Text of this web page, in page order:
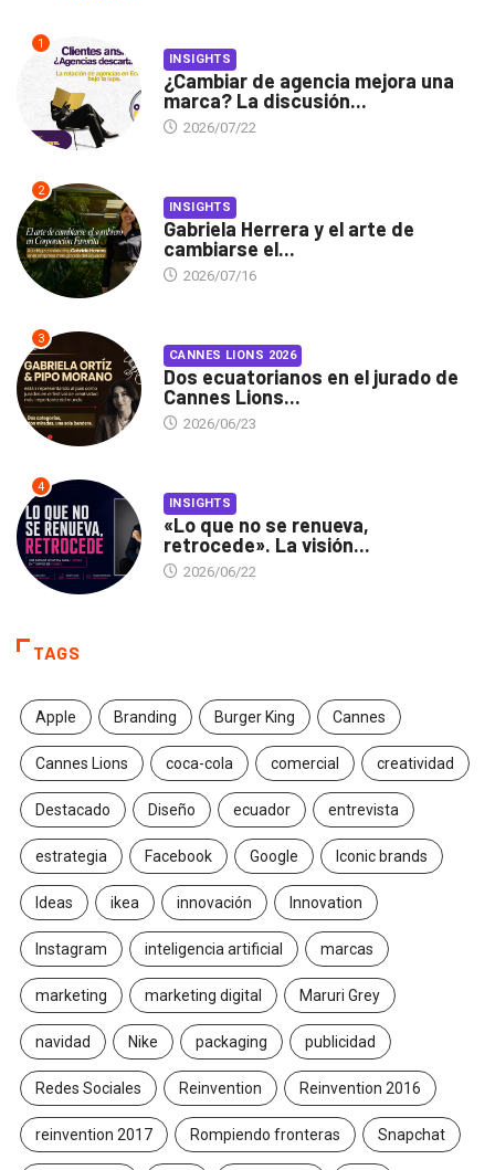
1
INSIGHTS
¿Cambiar de agencia mejora una
marca? La discusión...
2026/07/22
2
INSIGHTS
Gabriela Herrera y el arte de
cambiarse el...
2026/07/16
3
CANNES LIONS 2026
Dos ecuatorianos en el jurado de
Cannes Lions...
2026/06/23
4
INSIGHTS
«Lo que no se renueva,
retrocede». La visión...
2026/06/22
TAGS
Apple Branding Burger King Cannes
Cannes Lions coca-cola comercial creatividad
Destacado Diseño ecuador entrevista
estrategia Facebook Google Iconic brands
Ideas ikea innovación Innovation
Instagram inteligencia artificial marcas
marketing marketing digital Maruri Grey
navidad Nike packaging publicidad
Redes Sociales Reinvention Reinvention 2016
reinvention 2017 Rompiendo fronteras Snapchat